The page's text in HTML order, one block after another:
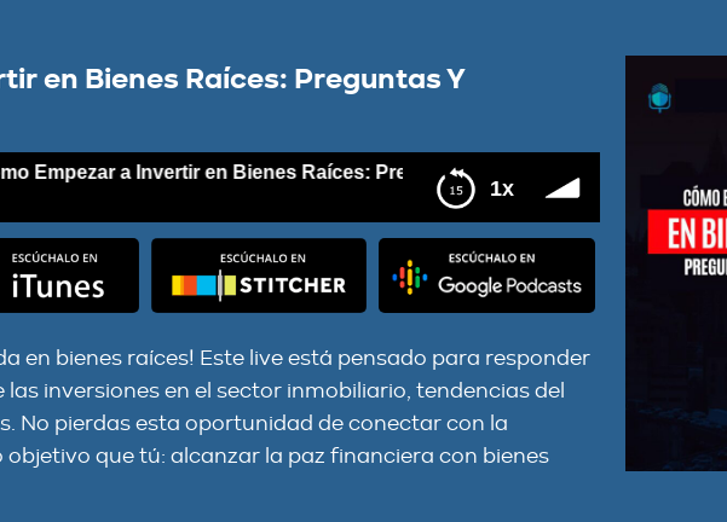
en Bienes Raíces: Preguntas Y
1x
a Invertir en Bienes Raíces: Preguntas Y Respuestas
Raíces: Preguntas Y Respuestas
en bienes raíces! Este live está pensado para responder
inversiones en el sector inmobiliario, tendencias del
No pierdas esta oportunidad de conectar con la
que tú: alcanzar la paz financiera con bienes